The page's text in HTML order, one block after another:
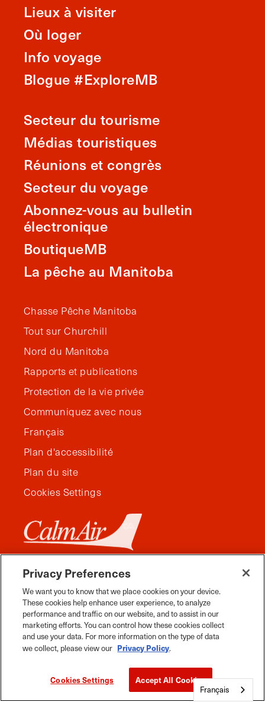
Lieux à visiter
Où loger
Info voyage
Blogue #ExploreMB
Secteur du tourisme
Médias touristiques
Réunions et congrès
Secteur du voyage
Abonnez-vous au bulletin
électronique
BoutiqueMB
La pêche au Manitoba
Chasse Pêche Manitoba
Tout sur Churchill
Nord du Manitoba
Rapports et publications
Protection de la vie privée
Communiquez avec nous
Français
Plan d'accessibilité
Plan du site
Cookies Settings
FacebookInstagram YouTubePinterestTiktok
Voyage Manitoba, tous droits réservés, 2026.
Français
Privacy Preferences
We want you to know that we place cookies on your device.
These cookies help enhance user experience, to analyze
performance and traffic on our website, and to assist in our
marketing efforts. You can control how these cookies collect
and use your data. For more information on the type of data
we collect, please view our Privacy Policy.
Cookies Settings Accept All Cookies